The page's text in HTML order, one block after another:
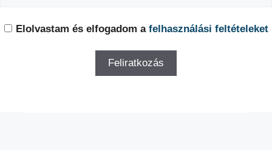
Elolvastam és elfogadom a felhasználási feltételeket